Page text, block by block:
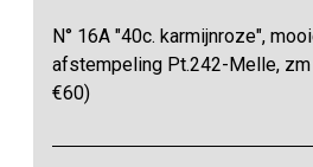
N° 16A "40c. karmijnroze",
afstempeling Pt.242-Melle, zm
€60)